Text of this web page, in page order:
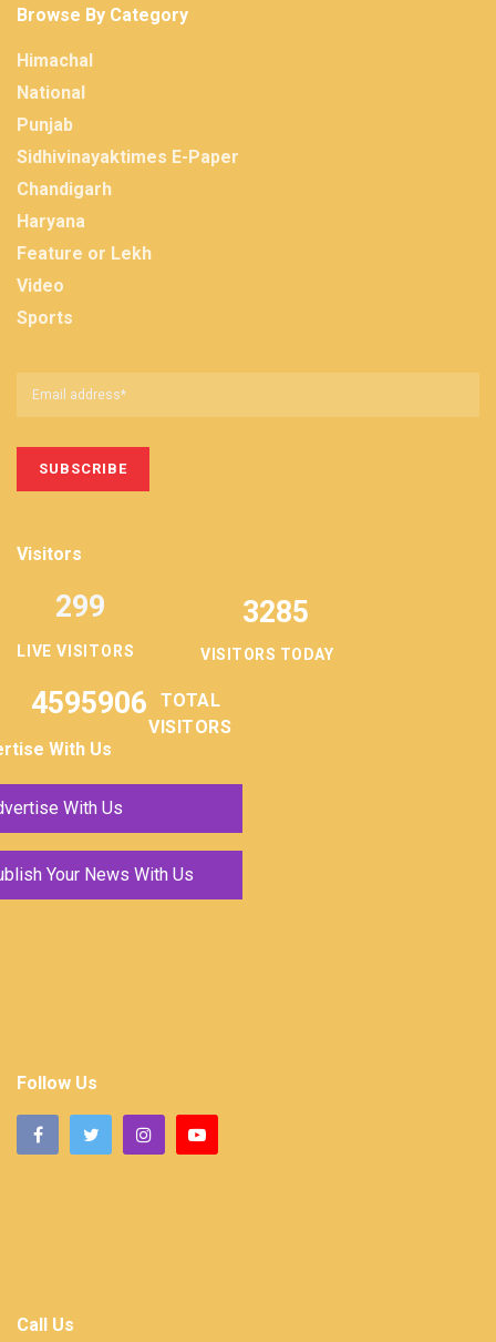
Browse By Category
Himachal
National
Punjab
Sidhivinayaktimes E-Paper
Chandigarh
Haryana
Feature or Lekh
Video
Sports
Visitors
LIVE VISITORS
299 3285
VISITORS TODAY
4595906
TOTAL
VISITORS
With Us
With Us
Your News With Us
Follow Us
Call Us